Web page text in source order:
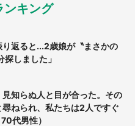
ンキング
返ると...2歳娘が〝まさかの
しました」
見知らぬ人と目が合った。その
尋ねられ、私たちは2人ですぐ
代男性）